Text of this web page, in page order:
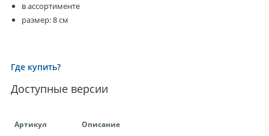
в ассортименте
размер: 8 см
Где купить?
Доступные версии
Артикул Описание